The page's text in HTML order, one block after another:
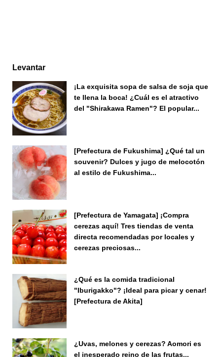
Levantar
¡La exquisita sopa de salsa de soja que
te llena la boca! ¿Cuál es el atractivo
del "Shirakawa Ramen"? El popular...
[Prefectura de Fukushima] ¿Qué tal un
souvenir? Dulces y jugo de melocotón
al estilo de Fukushima...
[Prefectura de Yamagata] ¡Compra
cerezas aquí! Tres tiendas de venta
directa recomendadas por locales y
cerezas preciosas...
¿Qué es la comida tradicional
"Iburigakko"? ¡Ideal para picar y cenar!
[Prefectura de Akita]
¿Uvas, melones y cerezas? Aomori es
el inesperado reino de las frutas...